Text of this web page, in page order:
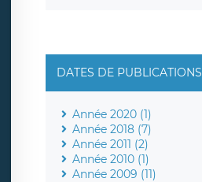
DATES DE PUBLICATIONS
Année 2020 (1)
Année 2018 (7)
Année 2011 (2)
Année 2010 (1)
Année 2009 (11)